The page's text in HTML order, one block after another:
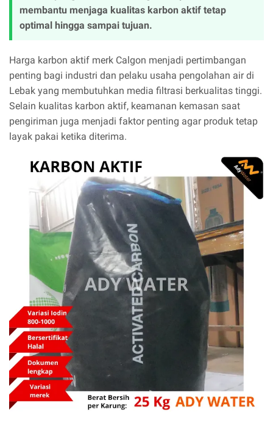
membantu menjaga kualitas karbon aktif tetap
optimal hingga sampai tujuan.
Harga karbon aktif merk Calgon menjadi pertimbangan
penting bagi industri dan pelaku usaha pengolahan air di
Lebak yang membutuhkan media filtrasi berkualitas tinggi.
Selain kualitas karbon aktif, keamanan kemasan saat
pengiriman juga menjadi faktor penting agar produk tetap
layak pakai ketika diterima.